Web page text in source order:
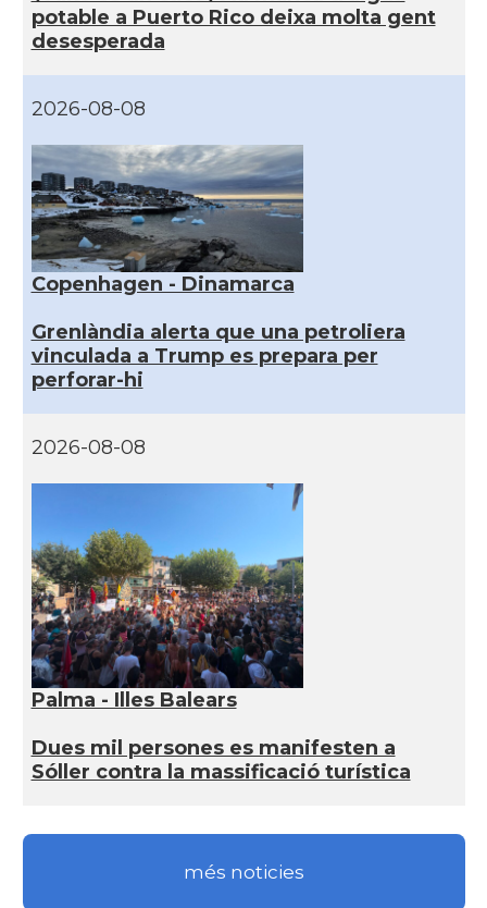
potable a Puerto Rico deixa molta gent
desesperada
2026-08-08
Copenhagen - Dinamarca
Grenlàndia alerta que una petroliera
vinculada a Trump es prepara per
perforar-hi
2026-08-08
Palma - Illes Balears
Dues mil persones es manifesten a
Sóller contra la massificació turística
més noticies